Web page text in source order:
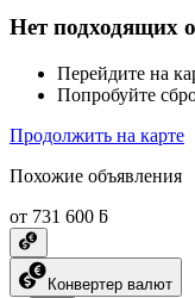
Нет подходящих
Перейдите на
Попробуйте
Продолжить на карте
Похожие объявления
от 731 600 ƃ
Конвертер валют